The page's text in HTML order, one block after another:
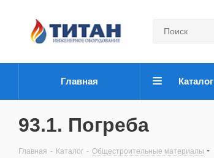
Главная Каталог
93.1. Погреба
Главная - Каталог - Общестроительные материалы